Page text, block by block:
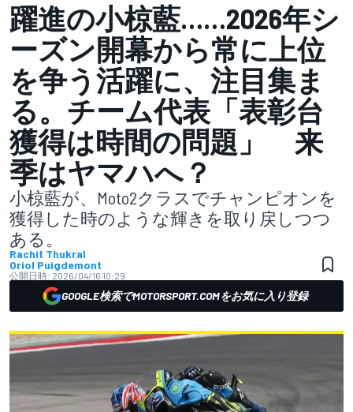
躍進の小椋藍……2026年シ
ーズン開幕から常に上位
を争う活躍に、注目集ま
る。チーム代表「表彰台
獲得は時間の問題」 来
季はヤマハへ？
小椋藍が、Moto2クラスでチャンピオンを
獲得した時のような輝きを取り戻しつつ
ある。
Rachit Thukral
Oriol Puigdemont
公開日時: 2026/04/16 10:29
GOOGLE検索でMOTORSPORT.COMをお気に入り登録